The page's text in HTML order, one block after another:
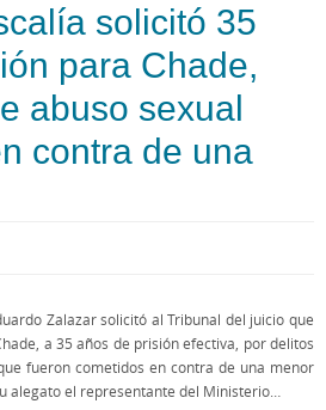
solicitó 35
para Chade,
abuso sexual
contra de una
Zalazar solicitó al Tribunal del juicio que
a 35 años de prisión efectiva, por delitos
fueron cometidos en contra de una menor
alegato el representante del Ministerio…